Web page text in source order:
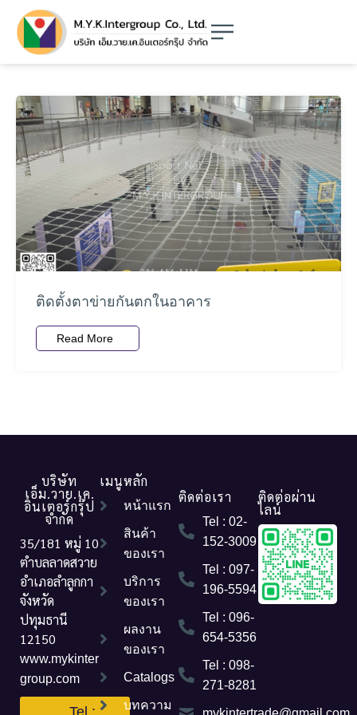
ติดตั้งตาข่ายกันตกในอาคาร
Read More
บริษัท
เอ็ม.วาย.เค.
อินเตอร์กรุ๊ป
จำกัด
35/181 หมู่ 10
ตำบลลาดสวาย
อำเภอลำลูกกา
จังหวัด
ปทุมธานี
12150
www.mykinter
group.com
Tel :
เมนูหลัก
หน้าแรก
สินค้า
ของเรา
บริการ
ของเรา
ผลงาน
ของเรา
Catalogs
บทความ
ติดต่อเรา
Tel : 02-
152-3009
Tel : 097-
196-5594
Tel : 096-
654-5356
Tel : 098-
271-8281
ติดต่อผ่าน
ไลน์